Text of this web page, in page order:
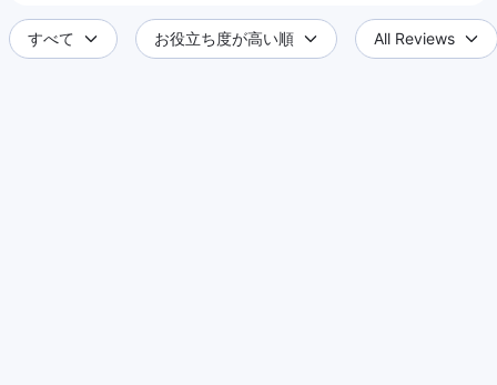
すべて お役立ち度が高い順 All Reviews